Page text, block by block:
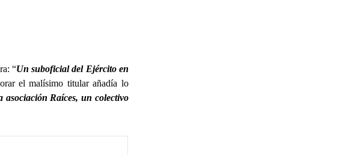
“Un suboficial del Ejército en
el malísimo titular añadía lo
Raíces, un colectivo